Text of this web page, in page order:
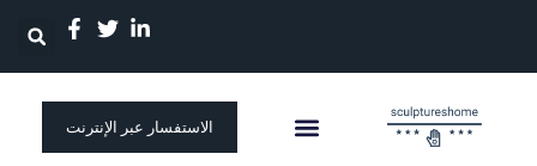
الاستفسار عبر الإنترنت